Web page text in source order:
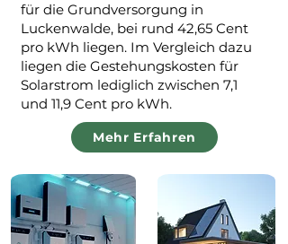
für die Grundversorgung in
Luckenwalde, bei rund 42,65 Cent
pro kWh liegen. Im Vergleich dazu
liegen die Gestehungskosten für
Solarstrom lediglich zwischen 7,1
und 11,9 Cent pro kWh.
Mehr Erfahren